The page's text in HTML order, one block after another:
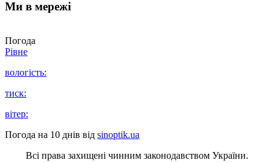
Ми в мережі
Погода
Рівне
вологість:
тиск:
вітер:
Погода на 10 днів від sinoptik.ua
Всі права захищені чинним законодавством України.